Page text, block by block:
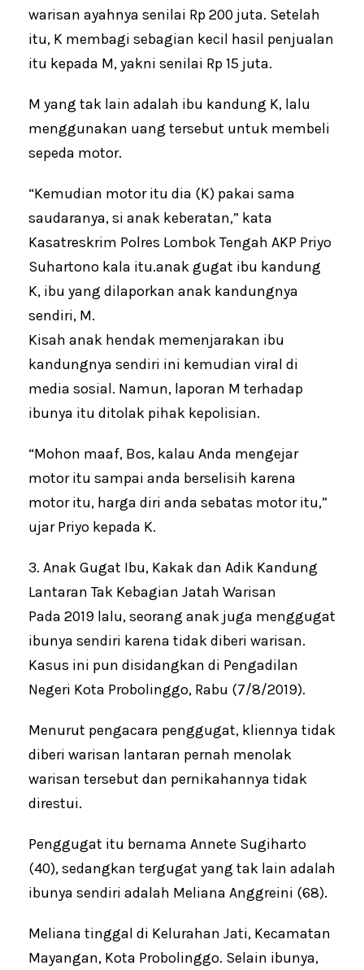
warisan ayahnya senilai Rp 200 juta. Setelah
itu, K membagi sebagian kecil hasil penjualan
itu kepada M, yakni senilai Rp 15 juta.
M yang tak lain adalah ibu kandung K, lalu
menggunakan uang tersebut untuk membeli
sepeda motor.
“Kemudian motor itu dia (K) pakai sama
saudaranya, si anak keberatan,” kata
Kasatreskrim Polres Lombok Tengah AKP Priyo
Suhartono kala itu.anak gugat ibu kandung
K, ibu yang dilaporkan anak kandungnya
sendiri, M.
Kisah anak hendak memenjarakan ibu
kandungnya sendiri ini kemudian viral di
media sosial. Namun, laporan M terhadap
ibunya itu ditolak pihak kepolisian.
“Mohon maaf, Bos, kalau Anda mengejar
motor itu sampai anda berselisih karena
motor itu, harga diri anda sebatas motor itu,”
ujar Priyo kepada K.
3. Anak Gugat Ibu, Kakak dan Adik Kandung
Lantaran Tak Kebagian Jatah Warisan
Pada 2019 lalu, seorang anak juga menggugat
ibunya sendiri karena tidak diberi warisan.
Kasus ini pun disidangkan di Pengadilan
Negeri Kota Probolinggo, Rabu (7/8/2019).
Menurut pengacara penggugat, kliennya tidak
diberi warisan lantaran pernah menolak
warisan tersebut dan pernikahannya tidak
direstui.
Penggugat itu bernama Annete Sugiharto
(40), sedangkan tergugat yang tak lain adalah
ibunya sendiri adalah Meliana Anggreini (68).
Meliana tinggal di Kelurahan Jati, Kecamatan
Mayangan, Kota Probolinggo. Selain ibunya,